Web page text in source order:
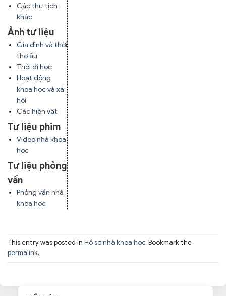
Các thư tịch
khác
Ảnh tư liệu
Gia đình và thời
thơ ấu
Thời đi học
Hoạt động
khoa học và xã
hội
Các hiện vật
Tư liệu phim
Video nhà khoa
học
Tư liệu phỏng
vấn
Phỏng vấn nhà
khoa học
This entry was posted in Hồ sơ nhà khoa học. Bookmark the
permalink.